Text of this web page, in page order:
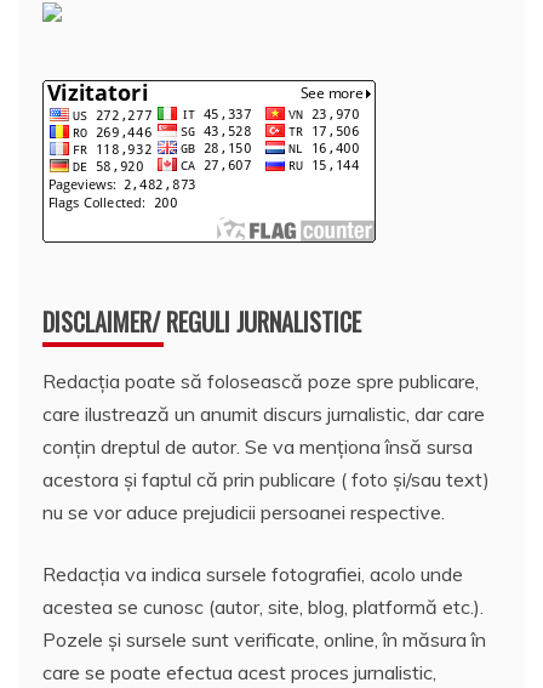
DISCLAIMER/ REGULI JURNALISTICE
Redacția poate să folosească poze spre publicare,
care ilustrează un anumit discurs jurnalistic, dar care
conțin dreptul de autor. Se va menționa însă sursa
acestora și faptul că prin publicare ( foto și/sau text)
nu se vor aduce prejudicii persoanei respective.
Redacția va indica sursele fotografiei, acolo unde
acestea se cunosc (autor, site, blog, platformă etc.).
Pozele și sursele sunt verificate, online, în măsura în
care se poate efectua acest proces jurnalistic,